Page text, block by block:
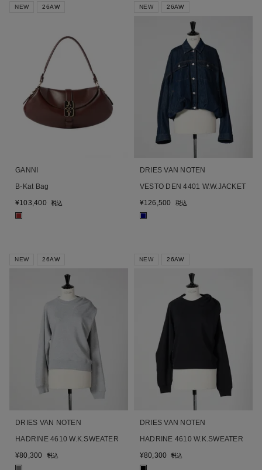
NEW 26AW
GANNI
B-Kat Bag
¥103,400 税込
■
NEW 26AW
DRIES VAN NOTEN
VESTO DEN 4401 W.W.JACKET
¥126,500 税込
■
NEW 26AW
DRIES VAN NOTEN
HADRINE 4610 W.K.SWEATER
¥80,300 税込
NEW 26AW
DRIES VAN NOTEN
HADRINE 4610 W.K.SWEATER
¥80,300 税込